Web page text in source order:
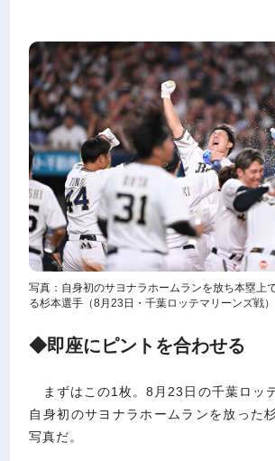
写真：自身初のサヨナラホームランを放ち本塁上
る杉本選手（8月23日・千葉ロッテマリーンズ戦）
◆即座にピントを合わせる
まずはこの1枚。8月23日の千葉ロッ
自身初のサヨナラホームランを放った
写真だ。